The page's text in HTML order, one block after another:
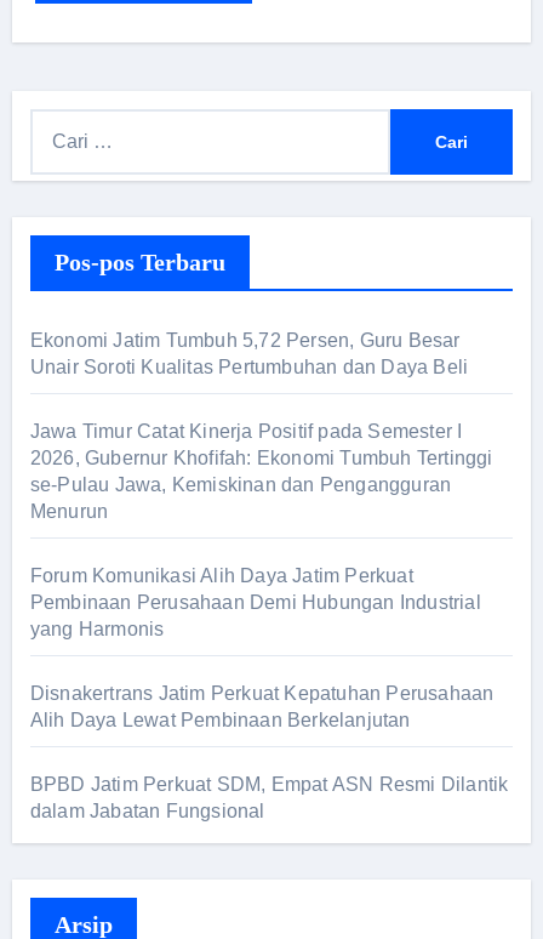
Pos-pos Terbaru
Ekonomi Jatim Tumbuh 5,72 Persen, Guru Besar
Unair Soroti Kualitas Pertumbuhan dan Daya Beli
Jawa Timur Catat Kinerja Positif pada Semester I
2026, Gubernur Khofifah: Ekonomi Tumbuh Tertinggi
se-Pulau Jawa, Kemiskinan dan Pengangguran
Menurun
Forum Komunikasi Alih Daya Jatim Perkuat
Pembinaan Perusahaan Demi Hubungan Industrial
yang Harmonis
Disnakertrans Jatim Perkuat Kepatuhan Perusahaan
Alih Daya Lewat Pembinaan Berkelanjutan
BPBD Jatim Perkuat SDM, Empat ASN Resmi Dilantik
dalam Jabatan Fungsional
Arsip